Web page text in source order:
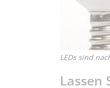
LEDs sind
Lassen